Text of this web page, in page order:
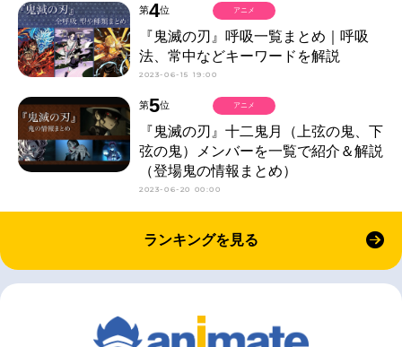
第4位
『鬼滅の刃』呼吸一覧まとめ｜呼吸
法、常中などキーワードを解説
2023-06-15 19:00
アニメ
第5位
『鬼滅の刃』十二鬼月（上弦の鬼、下
弦の鬼）メンバーを一覧で紹介＆解説
（登場鬼の情報まとめ）
2023-06-20 00:00
アニメ
ランキングを見る